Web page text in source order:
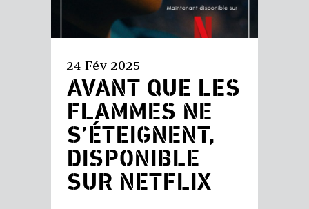
24 Fév 2025
AVANT QUE LES
FLAMMES NE
S’ÉTEIGNENT,
DISPONIBLE
SUR NETFLIX